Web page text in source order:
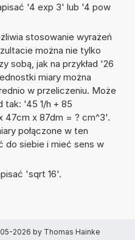
'4 exp 3' lub '4 pow
stosowanie wyrażeń
można nie tylko
sobą, jak na przykład '26
miary można
w przeliczeniu. Może
tak: '45 1/h + 85
47cm x 87dm = ? cm^3'.
połączone w ten
do siebie i mieć sens w
'sqrt 16'.
2026 by Thomas Hainke